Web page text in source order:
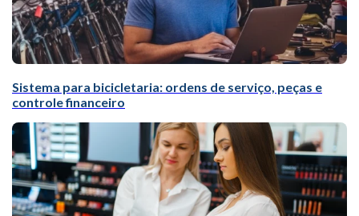
Sistema para bicicletaria: ordens de serviço, peças e
controle financeiro